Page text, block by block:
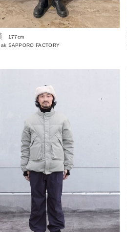
177cm
SAPPORO FACTORY